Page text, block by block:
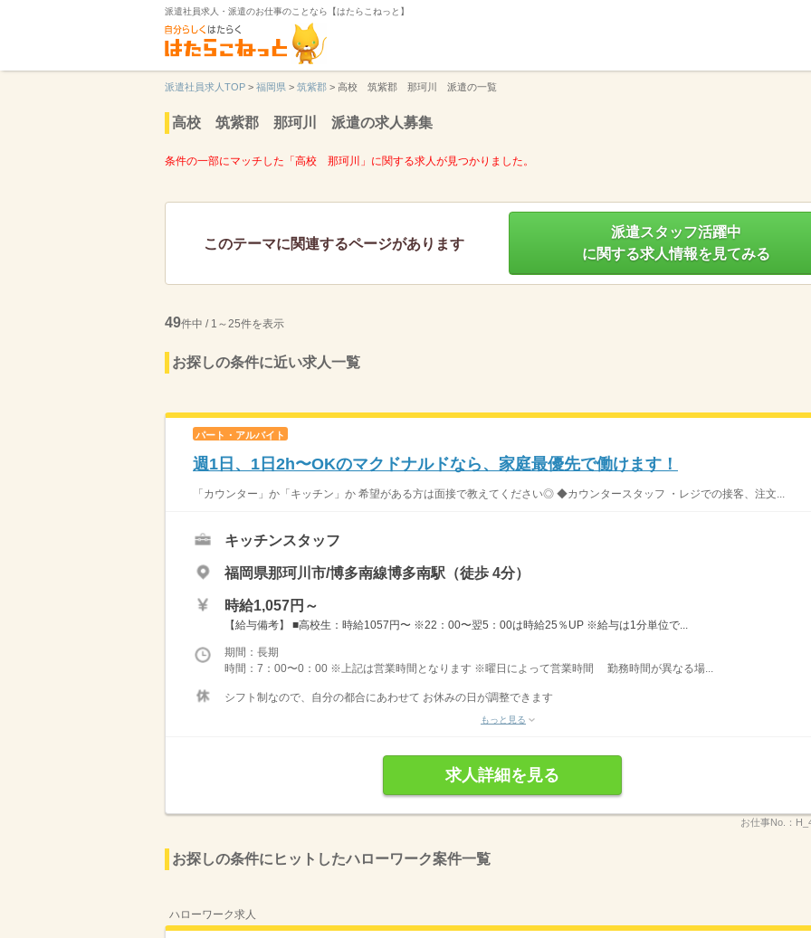
派遣社員求人・派遣のお仕事のことなら【はたらこねっと】
派遣社員求人TOP > 福岡県 > 筑紫郡 > 高校 筑紫郡 那珂川 派遣の一覧
高校 筑紫郡 那珂川 派遣の求人募集
条件の一部にマッチした「高校 那珂川」に関する求人が見つかりました。
このテーマに関連するページがあります
派遣スタッフ活躍中
に関する求人情報を見てみる
49件中 / 1～25件を表示
お探しの条件に近い求人一覧
パート・アルバイト
週1日、1日2h〜OKのマクドナルドなら、家庭最優先で働けます！
「カウンター」か「キッチン」か 希望がある方は面接で教えてください◎ ◆カウンタースタッフ ・レジでの接客、注文...
キッチンスタッフ
福岡県那珂川市/博多南線博多南駅（徒歩 4分）
時給1,057円～
【給与備考】 ■高校生：時給1057円〜 ※22：00〜翌5：00は時給25％UP ※給与は1分単位で...
期間：長期
時間：7：00〜0：00 ※上記は営業時間となります ※曜日によって営業時間 勤務時間が異なる場...
シフト制なので、自分の都合にあわせて お休みの日が調整できます
もっと見る
求人詳細を見る
お仕事No.：
お探しの条件にヒットしたハローワーク案件一覧
ハローワーク求人